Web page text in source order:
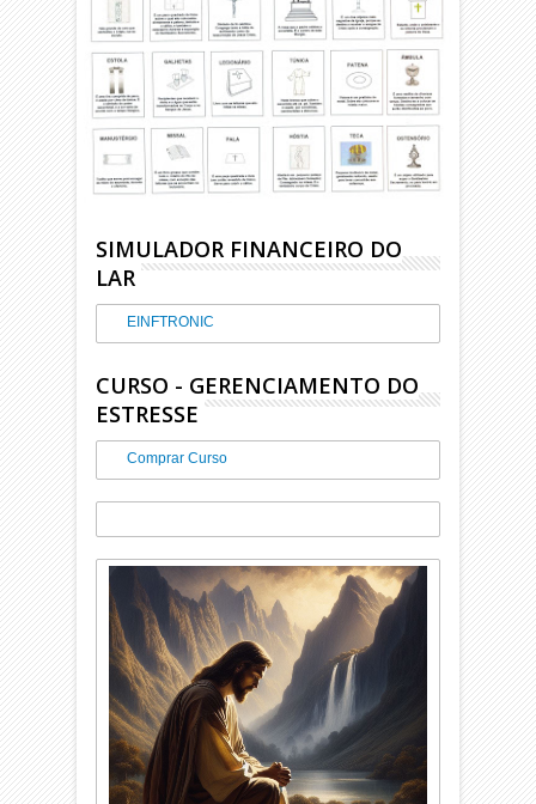
SIMULADOR FINANCEIRO DO
LAR
EINFTRONIC
CURSO - GERENCIAMENTO DO
ESTRESSE
Comprar Curso